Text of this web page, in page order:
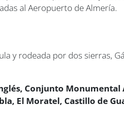
al Aeropuerto de Almería.
y rodeada por dos sierras,
Conjunto
El Moratel, Castillo de